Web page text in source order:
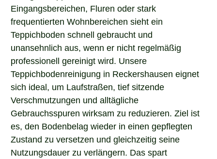
Eingangsbereichen, Fluren oder stark
frequentierten Wohnbereichen sieht ein
Teppichboden schnell gebraucht und
unansehnlich aus, wenn er nicht regelmäßig
professionell gereinigt wird. Unsere
Teppichbodenreinigung in Reckershausen eignet
sich ideal, um Laufstraßen, tief sitzende
Verschmutzungen und alltägliche
Gebrauchsspuren wirksam zu reduzieren. Ziel ist
es, den Bodenbelag wieder in einen gepflegten
Zustand zu versetzen und gleichzeitig seine
Nutzungsdauer zu verlängern. Das spart